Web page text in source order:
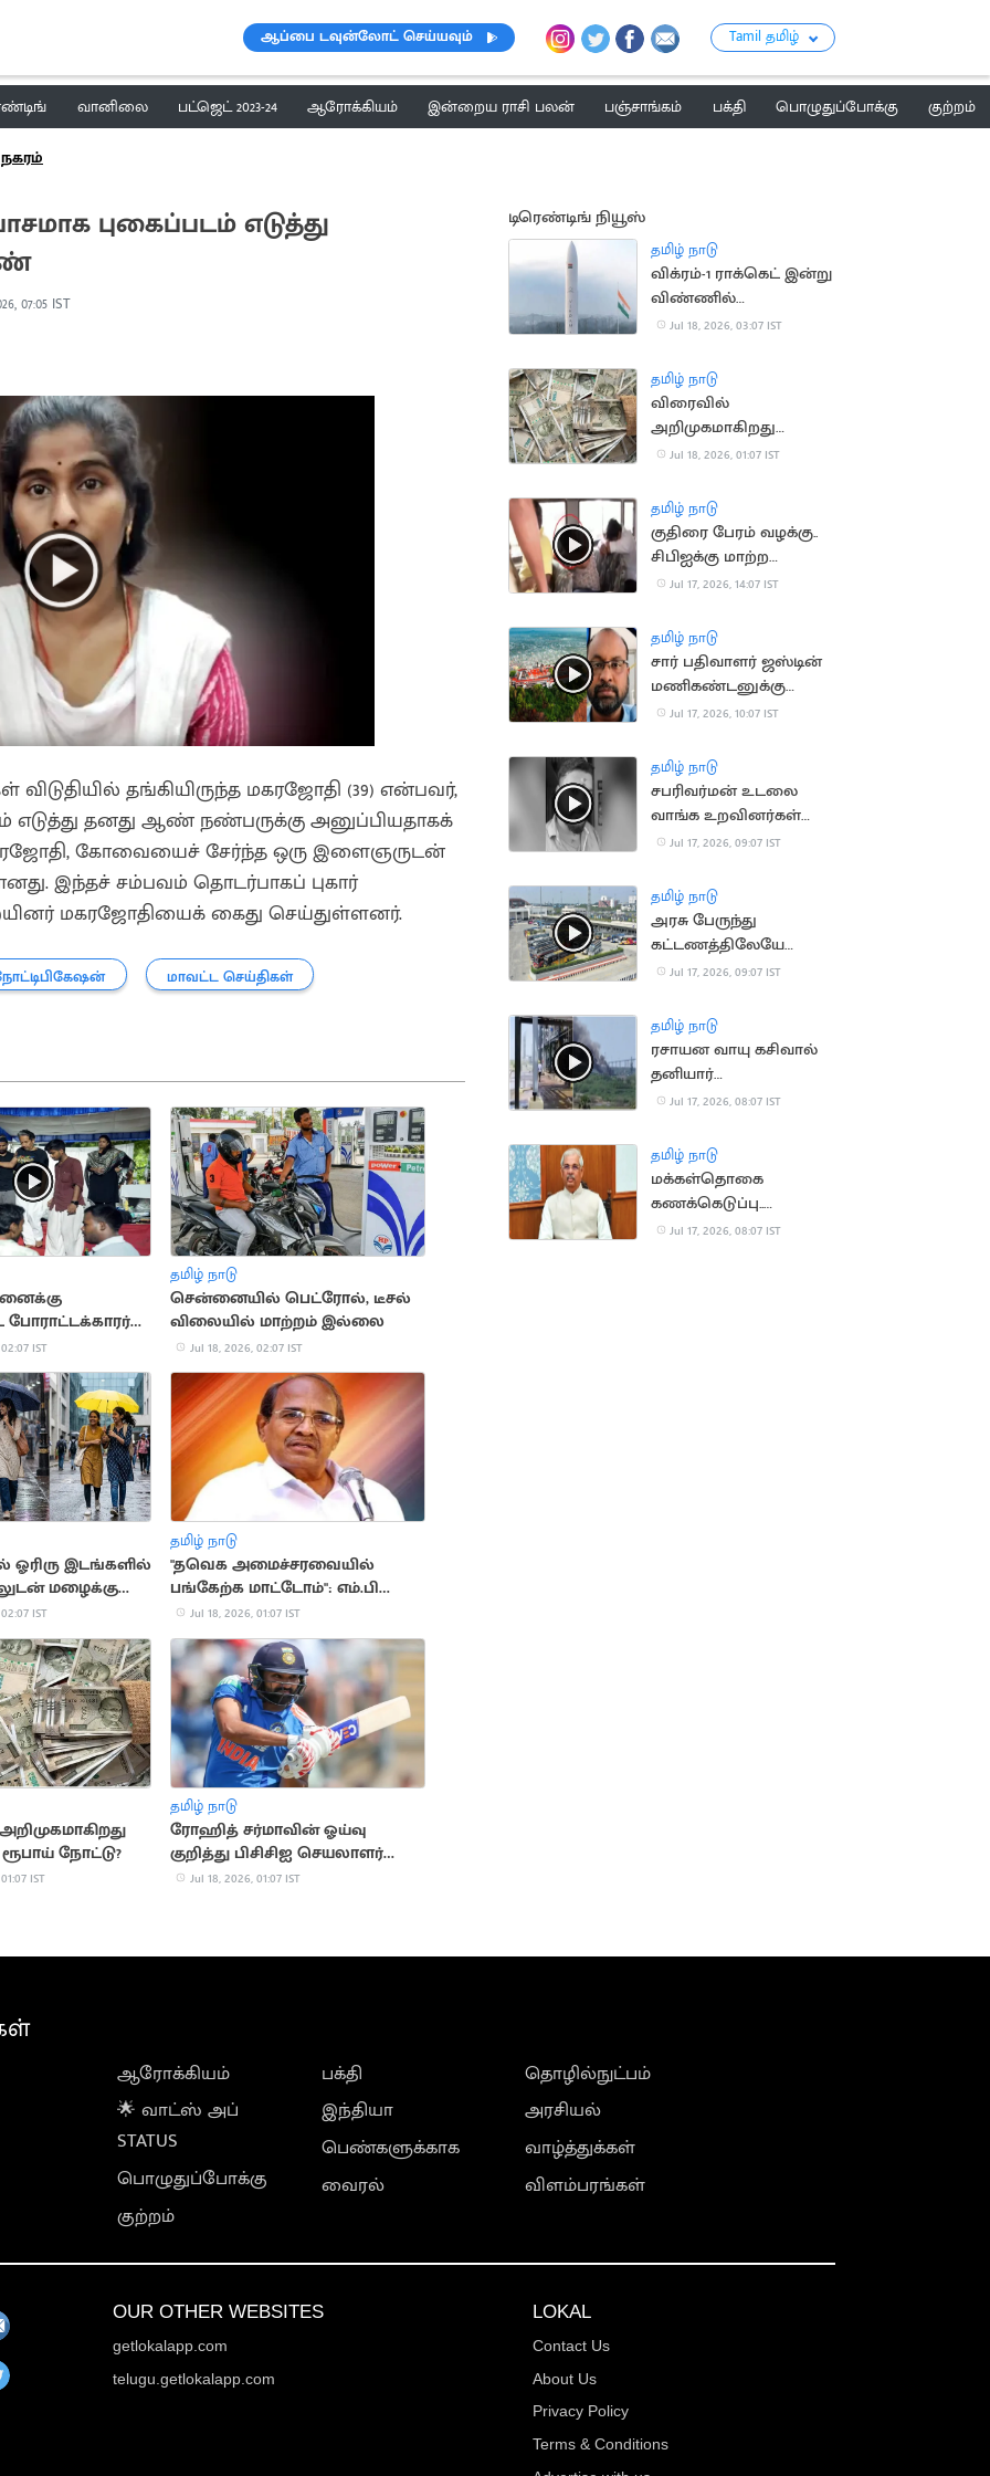
ஆப்பை டவுன்லோட் செய்யவும் Tamil தமிழ்
வானிலை பட்ஜெட் 2023-24 ஆரோக்கியம் இன்றைய ராசி பலன் பஞ்சாங்கம் பக்தி பொழுதுப்போக்கு
குற்றம்
புகைப்படம் எடுத்து
07:05 IST
தங்கியிருந்த மகரஜோதி (39) என்பவர்,
தனது ஆண் நண்பருக்கு அனுப்பியதாகக்
கோவையைச் சேர்ந்த ஒரு இளைஞருடன்
இந்தச் சம்பவம் தொடர்பாகப் புகார்
மகரஜோதியைக் கைது செய்துள்ளனர்.
மாவட்ட செய்திகள்
போராட்டக்காரர்
IST
தமிழ் நாடு
சென்னையில் பெட்ரோல், டீசல்
விலையில் மாற்றம் இல்லை
Jul 18, 2026, 02:07 IST
ஓரிரு இடங்களில்
மழைக்கு
IST
தமிழ் நாடு
"தவெக அமைச்சரவையில்
பங்கேற்க மாட்டோம்": எம்.பி
சுப்பராயன்
Jul 18, 2026, 01:07 IST
நோட்டு?
IST
தமிழ் நாடு
ரோஹித் சர்மாவின் ஓய்வு
குறித்து பிசிசிஐ செயலாளர்
முக்கிய விளக்கம்
Jul 18, 2026, 01:07 IST
டிரெண்டிங் நியூஸ்
தமிழ் நாடு
விக்ரம்-1 ராக்கெட் இன்று
விண்ணில்
சீறிப்பாய்கிறது
Jul 18, 2026, 03:07 IST
தமிழ் நாடு
விரைவில்
அறிமுகமாகிறது
பிளாஸ்டிக் ரூபாய்
Jul 18, 2026, 01:07 IST
தமிழ் நாடு
குதிரை பேரம் வழக்கு..
சிபிஐக்கு மாற்ற
சென்னை
Jul 17, 2026, 14:07 IST
தமிழ் நாடு
சார் பதிவாளர் ஜஸ்டின்
மணிகண்டனுக்கு
நிபந்தனையுடன்
Jul 17, 2026, 10:07 IST
தமிழ் நாடு
சபரிவர்மன் உடலை
வாங்க உறவினர்கள்
ஒப்புதல்
Jul 17, 2026, 09:07 IST
தமிழ் நாடு
அரசு பேருந்து
கட்டணத்திலேயே
ஆம்னி பேருந்துகள்
Jul 17, 2026, 09:07 IST
தமிழ் நாடு
ரசாயன வாயு கசிவால்
தனியார்
தொழிற்சாலையில் தீ
Jul 17, 2026, 08:07 IST
தமிழ் நாடு
மக்கள்தொகை
கணக்கெடுப்பு..
மக்களுக்கு ஆளுநர்
Jul 17, 2026, 08:07 IST
ஆரோக்கியம்
🌟 வாட்ஸ் அப்
STATUS
பொழுதுப்போக்கு
குற்றம்
பக்தி
இந்தியா
பெண்களுக்காக
வைரல்
தொழில்நுட்பம்
அரசியல்
வாழ்த்துக்கள்
விளம்பரங்கள்
OUR OTHER WEBSITES
getlokalapp.com
telugu.getlokalapp.com
LOKAL
Contact Us
About Us
Privacy Policy
Terms & Conditions